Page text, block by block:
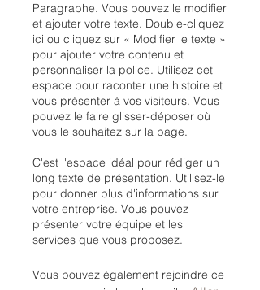
Paragraphe. Vous pouvez le modifier
et ajouter votre texte. Double-cliquez
ici ou cliquez sur « Modifier le texte »
pour ajouter votre contenu et
personnaliser la police. Utilisez cet
espace pour raconter une histoire et
vous présenter à vos visiteurs. Vous
pouvez le faire glisser-déposer où
vous le souhaitez sur la page.
C'est l'espace idéal pour rédiger un
long texte de présentation. Utilisez-le
pour donner plus d'informations sur
votre entreprise. Vous pouvez
présenter votre équipe et les
services que vous proposez.
Vous pouvez également rejoindre ce